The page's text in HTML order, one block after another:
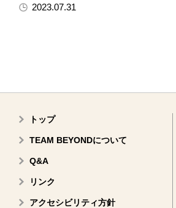
2023.07.31
トップ
TEAM BEYONDについて
Q&A
リンク
アクセシビリティ方針